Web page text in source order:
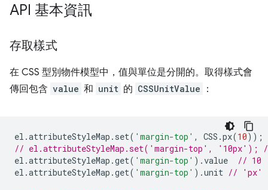
API 基本資訊
存取樣式
在 CSS 型別物件模型中，值與單位是分開的。取得樣式會
傳回包含 value 和 unit 的 CSSUnitValue ：
el .attributeStyleMap . set( 'margin-top' , CSS .px(10));
// el.attributeStyleMap.set('margin-top', '10px');
el .attributeStyleMap .get( 'margin-top' ).value
// 10
el .attributeStyleMap .get( 'margin-top' ).unit // 'px'